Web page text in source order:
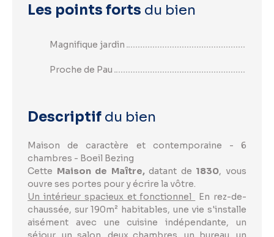
Les points forts du bien
Magnifique jardin
Proche de Pau
Descriptif du bien
Maison de caractère et contemporaine - 6
chambres - Boeil Bezing
Cette Maison de Maître,datant de 1830, vous
ouvre ses portes pour y écrire la vôtre.
Un intérieur spacieux et fonctionnel
En rez-de-
chaussée, sur 190m² habitables, une vie s'installe
aisément avec une cuisine indépendante, un